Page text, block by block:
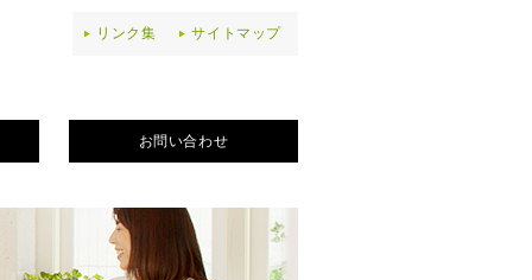
リンク集 サイトマップ
お問い合わせ